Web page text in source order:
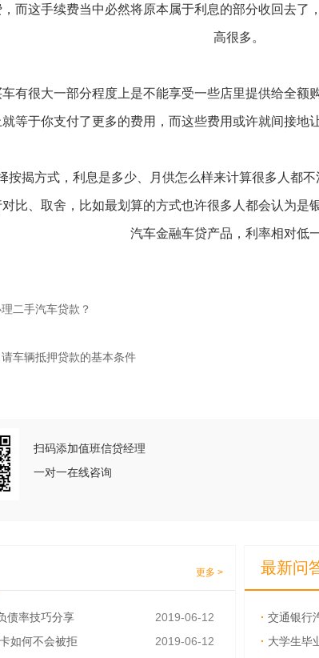
而这手续费当中必然将原本属于利息的部分收回去了
高很多。
有很大一部分程度上是不能享受一些店里提供给全额
等于你支付了更多的费用，而这些费用或许就间接地
按揭方式，利息是多少、月供怎么样来计算很多人都
比、取舍，比如最划算的方式也许很多人都会认为是
汽车金融车贷产品，利率相对低一
二手汽车贷款？
车辆抵押贷款的基本条件
扫码添加值班信贷经理
一对一在线咨询
更多 >
债率技巧分享
2019-06-12
如何不会被拒
2019-06-12
最新问
· 交通银行
· 大学生毕